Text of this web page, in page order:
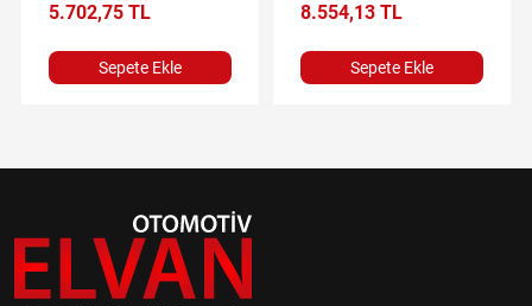
5.702,75 TL
Sepete Ekle
8.554,13 TL
Sepete Ekle